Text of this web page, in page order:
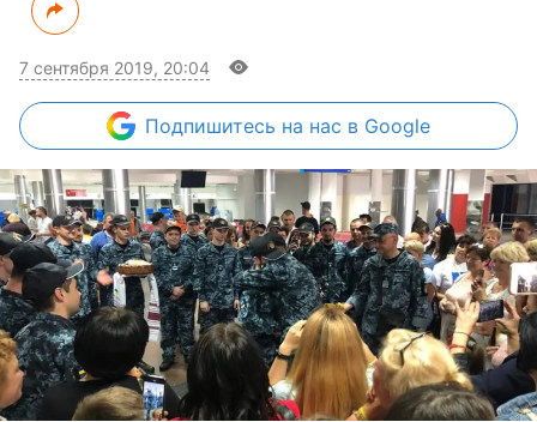
7 сентября 2019, 20:04
Подпишитесь на нас в Google